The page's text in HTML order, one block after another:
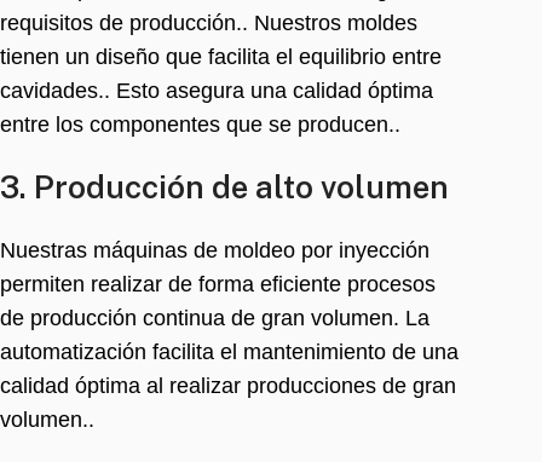
requisitos de producción.. Nuestros moldes
tienen un diseño que facilita el equilibrio entre
cavidades.. Esto asegura una calidad óptima
entre los componentes que se producen..
3. Producción de alto volumen
Nuestras máquinas de moldeo por inyección
permiten realizar de forma eficiente procesos
de producción continua de gran volumen. La
automatización facilita el mantenimiento de una
calidad óptima al realizar producciones de gran
volumen..